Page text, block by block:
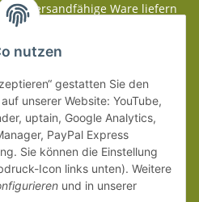
Ware liefern
ab 99 € * Warenwert
Sie bitte unserenLiefer-
nutzen
gestatten Sie den
unserer Website: YouTube,
uptain, Google Analytics,
PayPal Express
Sie können die Einstellung
Icon links unten). Weitere
und in unserer